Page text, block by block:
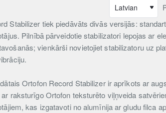
Stabilizer tiek piedāvāts divās versijās:
Pilnībā pārveidotie stabilizatori lepojas ar
vienkārši novietojiet stabilizatoru uz
Ortofon Record Stabilizer ir aprīkots ar
raksturīgo Ortofon teksturēto viļņveida
kas izgatavoti no alumīnija ar gludu filca